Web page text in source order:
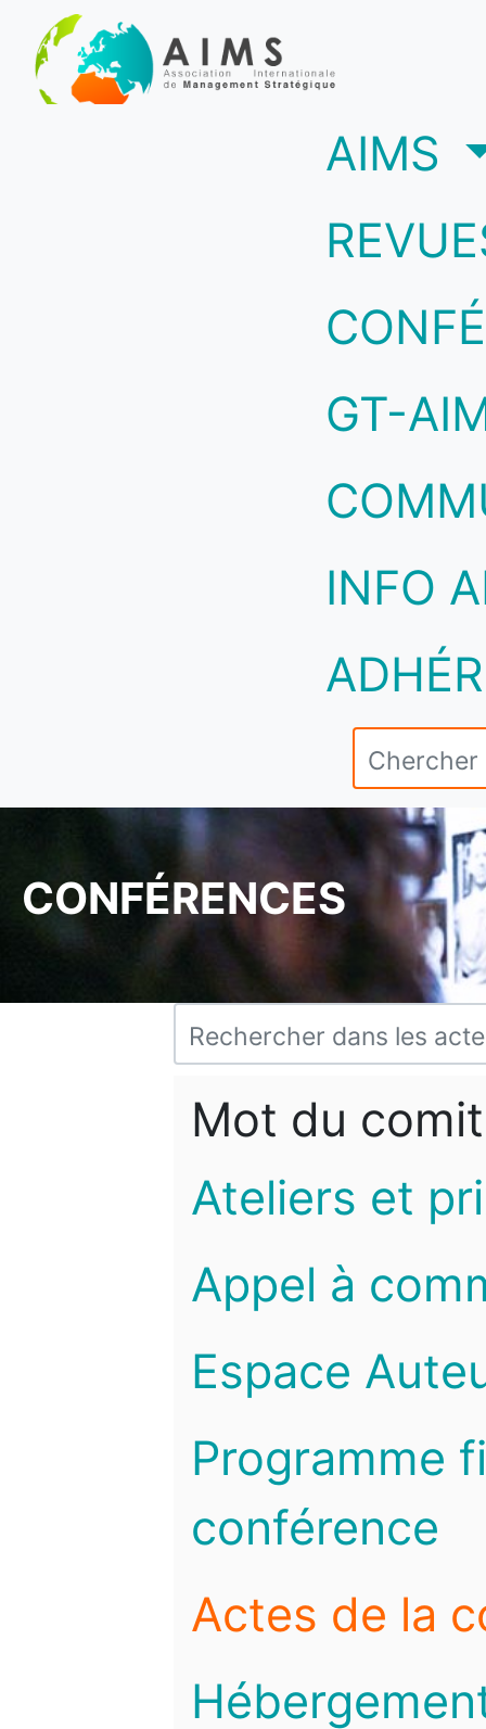
AIMS
GT-
INFO
CONFÉRENCES
Mot du
Ateliers et
Appel à
Espace
Programme
conférence
Actes de la